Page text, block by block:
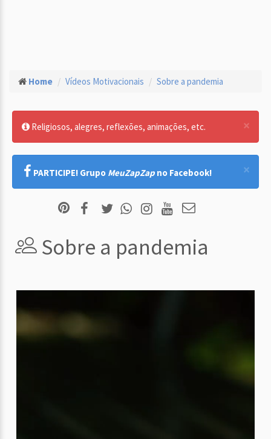
Home Vídeos Motivacionais Sobre a pandemia
×
Religiosos, alegres, reflexões, animações, etc.
×
PARTICIPE! Grupo MeuZapZap no Facebook!
Sobre a pandemia